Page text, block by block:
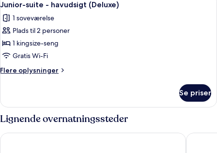
alle
billeder
af
Junior-
suite
-
havudsigt
5
Junior-suite - havudsigt (Deluxe)
1 soveværelse
Plads til 2 personer
1 kingsize-seng
Gratis Wi-Fi
Flere oplysninger
Flere
suite
havudsigt
Se priser
Lignende overnatningssteder
Blanco Hotel Formentera Insotel